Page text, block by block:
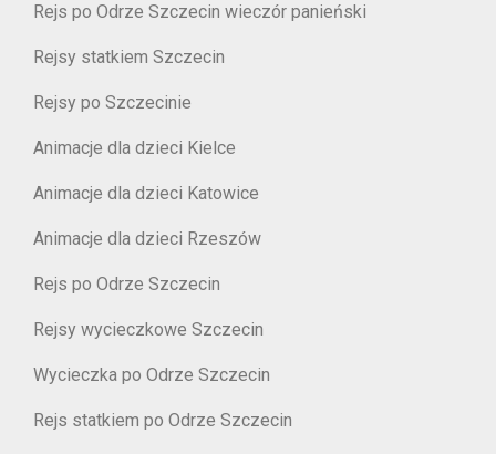
Rejs po Odrze Szczecin wieczór panieński
Rejsy statkiem Szczecin
Rejsy po Szczecinie
Animacje dla dzieci Kielce
Animacje dla dzieci Katowice
Animacje dla dzieci Rzeszów
Rejs po Odrze Szczecin
Rejsy wycieczkowe Szczecin
Wycieczka po Odrze Szczecin
Rejs statkiem po Odrze Szczecin